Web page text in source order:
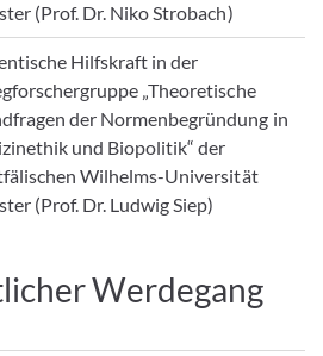
(Prof. Dr. Niko Strobach)
Hilfskraft in der
„Theoretische
der Normenbegründung in
und Biopolitik“ der
Wilhelms-Universität
(Prof. Dr. Ludwig Siep)
Werdegang